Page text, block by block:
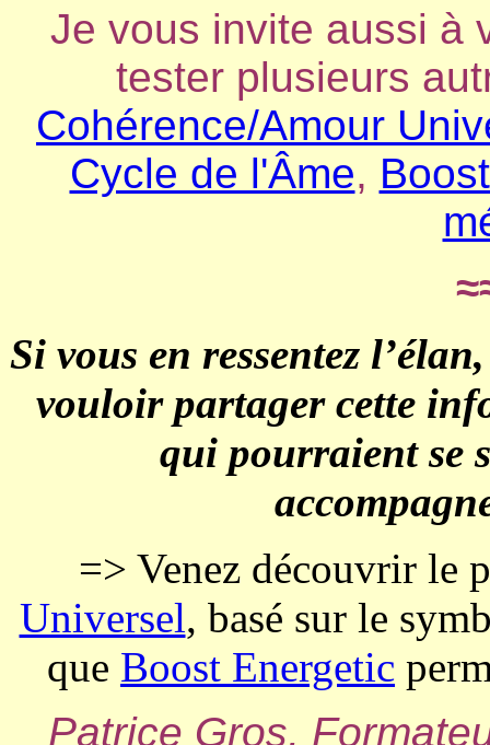
Je vous invite aussi à
tester plusieurs
Cohérence/Amour
Cycle de l'Âme,
Si vous en ressentez
vouloir partager cette
qui pourraient se
=> Venez découvrir le
Universel, basé sur le
que Boost Energetic
Patrice Gros,